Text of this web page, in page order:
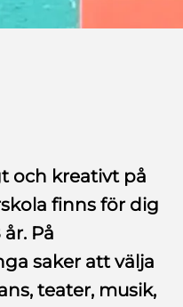
och kreativt på
finns för dig
På
saker att välja
teater, musik,